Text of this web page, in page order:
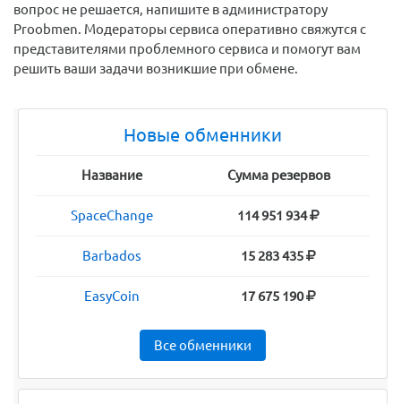
вопрос не решается, напишите в администратору
Proobmen. Модераторы сервиса оперативно свяжутся с
представителями проблемного сервиса и помогут вам
решить ваши задачи возникшие при обмене.
Новые обменники
Название Сумма резервов
SpaceChange 114 951 934
Barbados 15 283 435
EasyCoin 17 675 190
Все обменники